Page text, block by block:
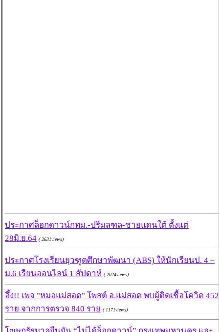
ประกาศล็อกดาวน์กทม.-ปริมลฑล-ชายแดนใต้ ตั้งแต่
28มิ.ย.64 ( 2631views)
ประกาศโรงเรียนยุวฑูตศึกษาพัฒนา (ABS) ให้นักเรียนป. 4 –
ม.6 เรียนออนไลน์ 1 สัปดาห์ ( 2024views)
อึ้ง!! เพจ "หมอแม่สอด" โพสต์ อ.แม่สอด พบผู้ติดเชื้อโควิด 452
ราย จากการตรวจ 840 ราย ( 1171views)